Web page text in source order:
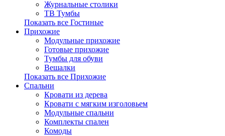
Журнальные столики
ТВ Тумбы
Показать все Гостиные
Прихожие
Модульные прихожие
Готовые прихожие
Тумбы для обуви
Вешалки
Показать все Прихожие
Спальни
Кровати из дерева
Кровати с мягким изголовьем
Модульные спальни
Комплекты спален
Комоды